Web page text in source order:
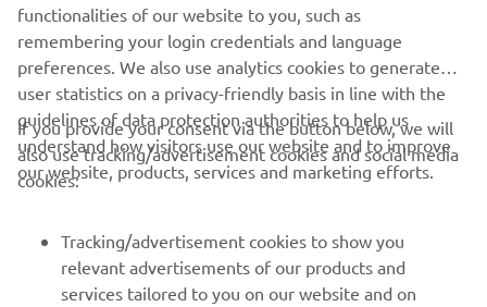
CORPORATE
MORE YAMAHA
functionalities of our website to you, such as
remembering your login credentials and language
preferences. We also use analytics cookies to generate
user statistics on a privacy-friendly basis in line with the
guidelines of data protection authorities to help us
understand how visitors use our website and to improve
our website, products, services and marketing efforts.
If you provide your consent via the button below, we will
also use tracking/advertisement cookies and social media
cookies:
Tracking/advertisement cookies to show you
relevant advertisements of our products and
services tailored to you on our website and on